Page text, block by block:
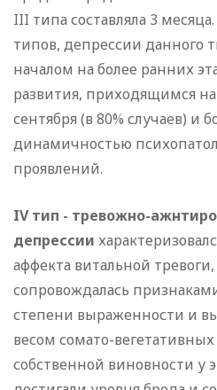
III типа составляла 3
типов, депрессии данного
началом на более ранних
развития, приходящимся
сентября (в 80% случаев) и
динамичностью
проявлений.
IV тип - тревожно-
депрессии
аффекта витальной тревоги,
сопровождалась
степени выраженности и
весом сомато-
собственной виновности у